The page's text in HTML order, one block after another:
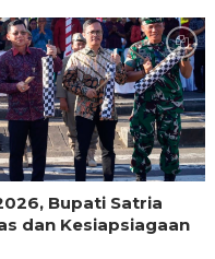
Bupati Satria
dan Kesiapsiagaan